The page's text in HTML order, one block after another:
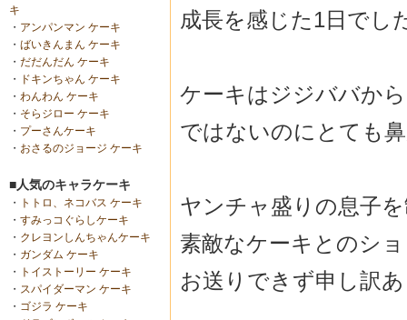
キ
・ アンパンマン ケーキ
・ ばいきんまん ケーキ
・ だだんだん ケーキ
・
ドキンちゃん ケーキ
・ わんわん ケーキ
・ そらジロー ケーキ
・ プーさんケーキ
・ おさるのジョージ ケーキ
■人気のキャラケーキ
・
トトロ、ネコバス ケーキ
・ すみっコぐらしケーキ
・ クレヨンしんちゃんケーキ
・ ガンダム ケーキ
・
トイストーリー ケーキ
・ スパイダーマン ケーキ
・ ゴジラ ケーキ
成長を感じた1日でし
ケーキはジジババか
ではないのにとても
ヤンチャ盛りの息子
素敵なケーキとのシ
お送りできず申し訳